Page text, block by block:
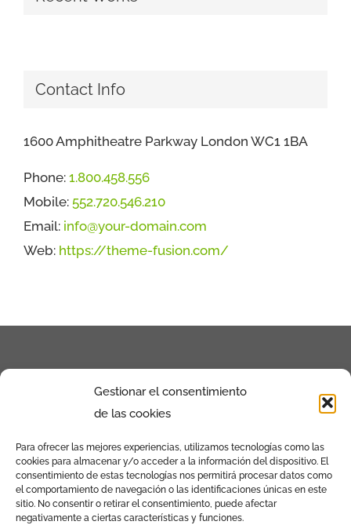
Gestionar el consentimiento
de las cookies
Para ofrecer las mejores experiencias, utilizamos tecnologías como las
cookies para almacenar y/o acceder a la información del dispositivo. El
consentimiento de estas tecnologías nos permitirá procesar datos como
el comportamiento de navegación o las identificaciones únicas en este
sitio. No consentir o retirar el consentimiento, puede afectar
negativamente a ciertas características y funciones.
Contact Info
1600 Amphitheatre Parkway London WC1 1BA
Phone: 1.800.458.556
Mobile: 552.720.546.210
Email: info@your-domain.com
Web: https://theme-fusion.com/
Calle de la Povedilla Nº13 Bajo Izq. 28009 –
Madrid